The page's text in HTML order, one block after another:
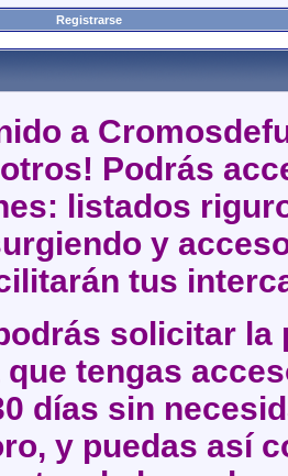
Registrarse
a
Podrás
listados
y
tus
solicitar
tengas
días sin
y puedas así